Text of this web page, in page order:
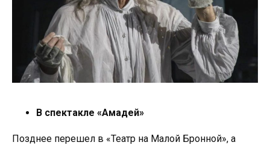
В спектакле «Амадей»
Позднее перешел в «Театр на Малой Бронной», а